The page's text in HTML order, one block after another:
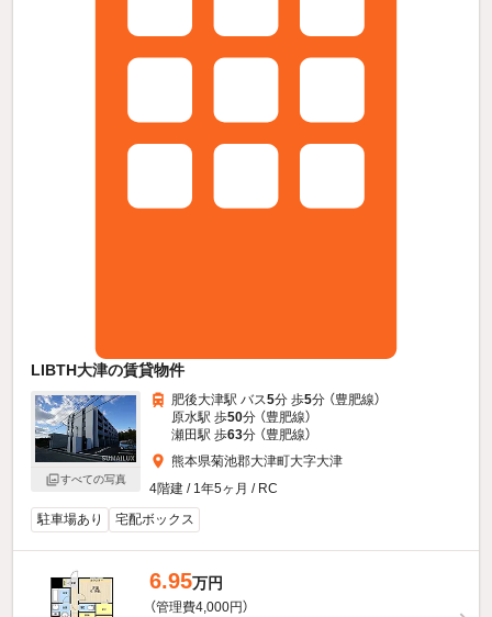
LIBTH大津の賃貸物件
すべての写真
肥後大津駅 バス5分 歩5分 （豊肥線）
原水駅 歩50分 （豊肥線）
瀬田駅 歩63分 （豊肥線）
熊本県菊池郡大津町大字大津
4階建 / 1年5ヶ月 / RC
駐車場あり
宅配ボックス
6.95万円
（管理費4,000円）